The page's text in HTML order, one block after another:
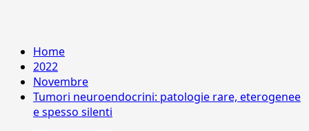
Home
2022
Novembre
Tumori neuroendocrini: patologie rare, eterogenee
e spesso silenti